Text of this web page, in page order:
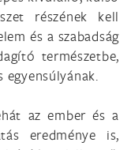
részének kell
és a szabadság
természetbe,
egyensúlyának.
az ember és a
eredménye is,